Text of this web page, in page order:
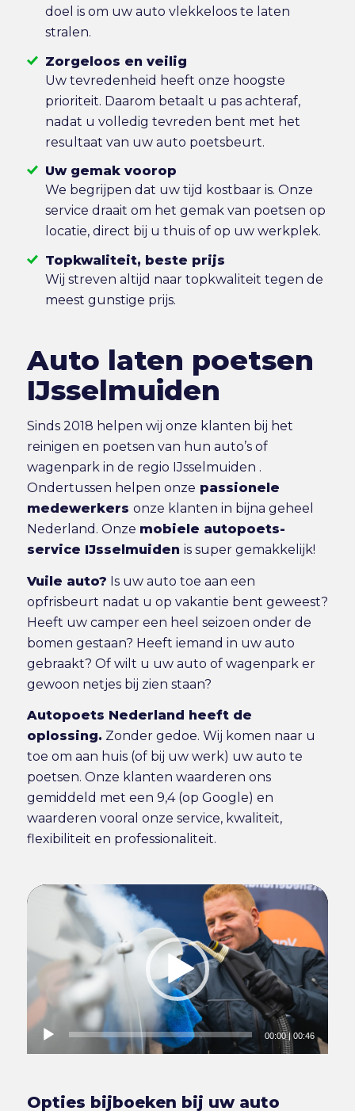
doel is om uw auto vlekkeloos te laten
stralen.
Zorgeloos en veilig
Uw tevredenheid heeft onze hoogste
prioriteit. Daarom betaalt u pas achteraf,
nadat u volledig tevreden bent met het
resultaat van uw auto poetsbeurt.
Uw gemak voorop
We begrijpen dat uw tijd kostbaar is. Onze
service draait om het gemak van poetsen op
locatie, direct bij u thuis of op uw werkplek.
Topkwaliteit, beste prijs
Wij streven altijd naar topkwaliteit tegen de
meest gunstige prijs.
Auto laten poetsen
IJsselmuiden
Sinds 2018 helpen wij onze klanten bij het
reinigen en poetsen van hun auto’s of
wagenpark in de regio IJsselmuiden .
Ondertussen helpen onze passionele
medewerkers onze klanten in bijna geheel
Nederland. Onze mobiele autopoets-
service IJsselmuiden is super gemakkelijk!
Vuile auto? Is uw auto toe aan een
opfrisbeurt nadat u op vakantie bent geweest?
Heeft uw camper een heel seizoen onder de
bomen gestaan? Heeft iemand in uw auto
gebraakt? Of wilt u uw auto of wagenpark er
gewoon netjes bij zien staan?
Autopoets Nederland heeft de
oplossing. Zonder gedoe. Wij komen naar u
toe om aan huis (of bij uw werk) uw auto te
poetsen. Onze klanten waarderen ons
gemiddeld met een 9,4 (op Google) en
waarderen vooral onze service, kwaliteit,
flexibiliteit en professionaliteit.
00:00|00:46
Opties bijboeken bij uw auto